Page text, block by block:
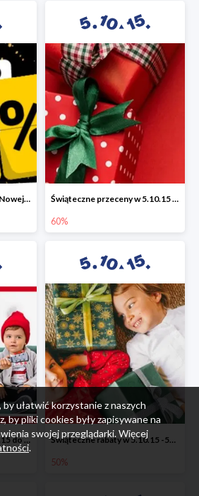
Świąteczna wyprzedaż w Nowej Erze - National Geographic Learning -70% Świąteczne przeceny w 5.10.15 - wszystkie ubrania -60%
60%
Zabawki na Święta w 5.10.15 do -45% Świąteczne rabaty w 5.10.15 -50%
50%
ułatwić korzystanie z naszych
by pliki cookies były zapisywane na
swojej przeglądarki. Więcej
.